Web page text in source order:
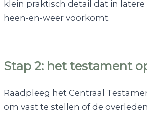
klein praktisch detail dat in latere
heen-en-weer voorkomt.
Stap 2: het testament
Raadpleeg het Centraal
om vast te stellen of de